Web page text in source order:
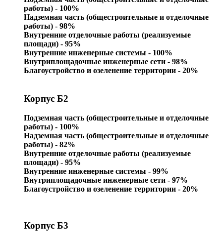
работы) - 100%
Надземная часть (общестроительные и отделочные
работы) - 98%
Внутренние отделочные работы (реализуемые
площади) - 95%
Внутренние инженерные системы - 100%
Внутриплощадочные инженерные сети - 98%
Благоустройство и озеленение территории - 20%
Корпус Б2
Подземная часть (общестроительные и отделочные
работы) - 100%
Надземная часть (общестроительные и отделочные
работы) - 82%
Внутренние отделочные работы (реализуемые
площади) - 95%
Внутренние инженерные системы - 99%
Внутриплощадочные инженерные сети - 97%
Благоустройство и озеленение территории - 20%
Корпус Б3